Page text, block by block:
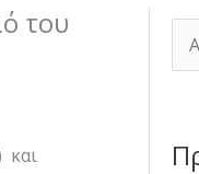
του
και
α
τ